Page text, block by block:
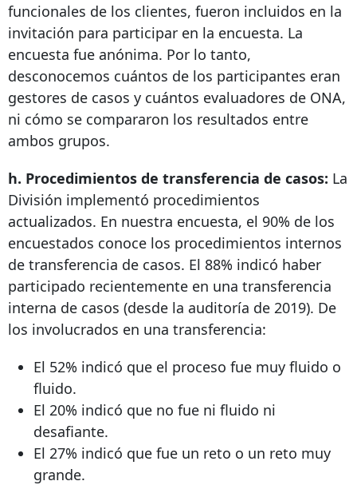
funcionales de los clientes, fueron incluidos en la
invitación para participar en la encuesta. La
encuesta fue anónima. Por lo tanto,
desconocemos cuántos de los participantes eran
gestores de casos y cuántos evaluadores de ONA,
ni cómo se compararon los resultados entre
ambos grupos.
h. Procedimientos de transferencia de casos: La
División implementó procedimientos
actualizados. En nuestra encuesta, el 90% de los
encuestados conoce los procedimientos internos
de transferencia de casos. El 88% indicó haber
participado recientemente en una transferencia
interna de casos (desde la auditoría de 2019). De
los involucrados en una transferencia:
El 52% indicó que el proceso fue muy fluido o
fluido.
El 20% indicó que no fue ni fluido ni
desafiante.
El 27% indicó que fue un reto o un reto muy
grande.